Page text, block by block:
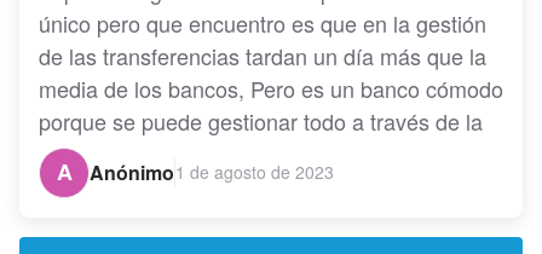
único pero que encuentro es que en la gestión
de las transferencias tardan un día más que la
media de los bancos, Pero es un banco cómodo
porque se puede gestionar todo a través de la
app.   a
A Anónimo1 de agosto de 2023